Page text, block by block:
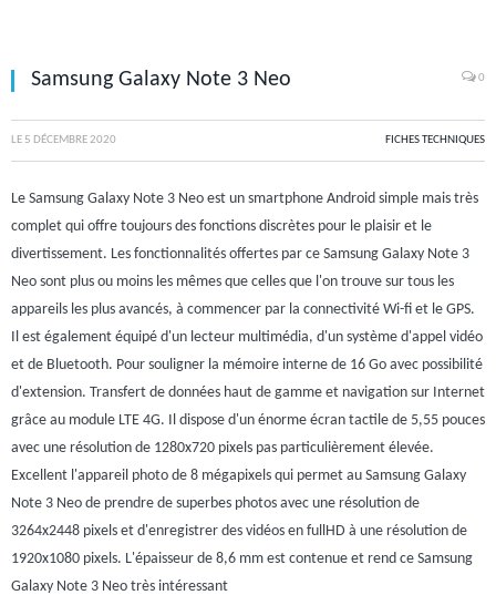
Samsung Galaxy Note 3 Neo 0
LE 5 DÉCEMBRE 2020 FICHES TECHNIQUES
Le Samsung Galaxy Note 3 Neo est un smartphone Android simple mais très
complet qui offre toujours des fonctions discrètes pour le plaisir et le
divertissement. Les fonctionnalités offertes par ce Samsung Galaxy Note 3
Neo sont plus ou moins les mêmes que celles que l'on trouve sur tous les
appareils les plus avancés, à commencer par la connectivité Wi-fi et le GPS.
Il est également équipé d'un lecteur multimédia, d'un système d'appel vidéo
et de Bluetooth. Pour souligner la mémoire interne de 16 Go avec possibilité
d'extension. Transfert de données haut de gamme et navigation sur Internet
grâce au module LTE 4G. Il dispose d'un énorme écran tactile de 5,55 pouces
avec une résolution de 1280x720 pixels pas particulièrement élevée.
Excellent l'appareil photo de 8 mégapixels qui permet au Samsung Galaxy
Note 3 Neo de prendre de superbes photos avec une résolution de
3264x2448 pixels et d'enregistrer des vidéos en fullHD à une résolution de
1920x1080 pixels. L'épaisseur de 8,6 mm est contenue et rend ce Samsung
Galaxy Note 3 Neo très intéressant